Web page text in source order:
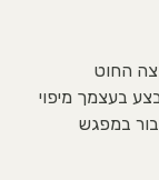
החוט
בעצמך מיפוי
במפגש